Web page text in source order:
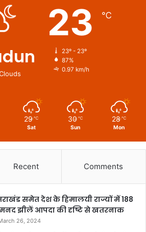
23 ℃
23º - 23º
87%
0.97 km/h
29 ℃
Sat
30 ℃
Sun
28 ℃
Mon
Recent Comments
समेत देश के हिमालयी राज्यों में 188
झीलें आपदा की दृष्टि से खतरनाक
26, 2024